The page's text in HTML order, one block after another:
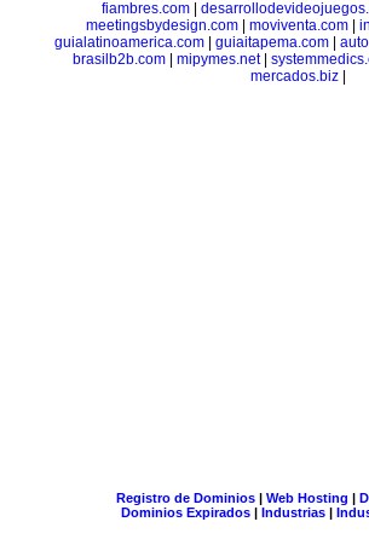
fiambres.com|
meetingsbydesign.com
moviventa.com
guialatinoamerica.com
guiaitapema.com
brasilb2b.com
mipymes.net|
mercados.biz|
Registro de Dominios| Web Hosting |
Dominios Expirados | Industrias |